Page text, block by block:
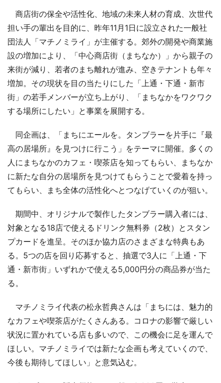
商店街の保全や活性化、地域の未来人材の育成、次世代
担い手の輩出を目的に、昨年11月1日に設立された一般社
団法人「マチノミライ」が主催する。郊外の開発や商業施
設の増加により、「中心商店街（まちなか）」から親子の
来街が減り、若者のまち離れが進み、空きテナントも年々
増加。その現状を目の当たりにした「上通・下通・新市
街」の若手メンバーが立ち上がり、「まちなかをワクワク
する場所にしたい」と事業を展開する。
同企画は、「まちにエールを。タンブラーを片手に『最
高の居場所』を見つけに行こう」をテーマに開催。多くの
人にまちなかのカフェ・喫茶店を知ってもらい、まちなか
に新たな自分の居場所を見つけてもらうことで愛着を持っ
てもらい、まち全体の活性化へとつなげていくのが狙い。
期間中、オリジナルで製作したタンブラー購入者には、
対象となる18店で使えるドリンク無料券（2枚）とスタン
プカードを進呈。そのほか協力店のさまざまな特典もあ
る。5つの店を回り応募すると、抽選で3人に「上通・下
通・新市街」いずれかで使える5,000円分の商品券が当た
る。
マチノミライ代表の松永哲典さんは「まちには、魅力的
なカフェや喫茶店がたくさんある。コロナの影響で厳しい
状況に置かれている店も多いので、この機会に足を運んで
ほしい。マチノミライでは新たな企画も考えていくので、
今後も期待してほしい」と意気込む。